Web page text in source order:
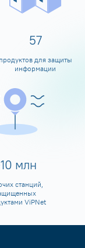
60
продуктов для защиты
информации
10 млн
станций,
ViPNet